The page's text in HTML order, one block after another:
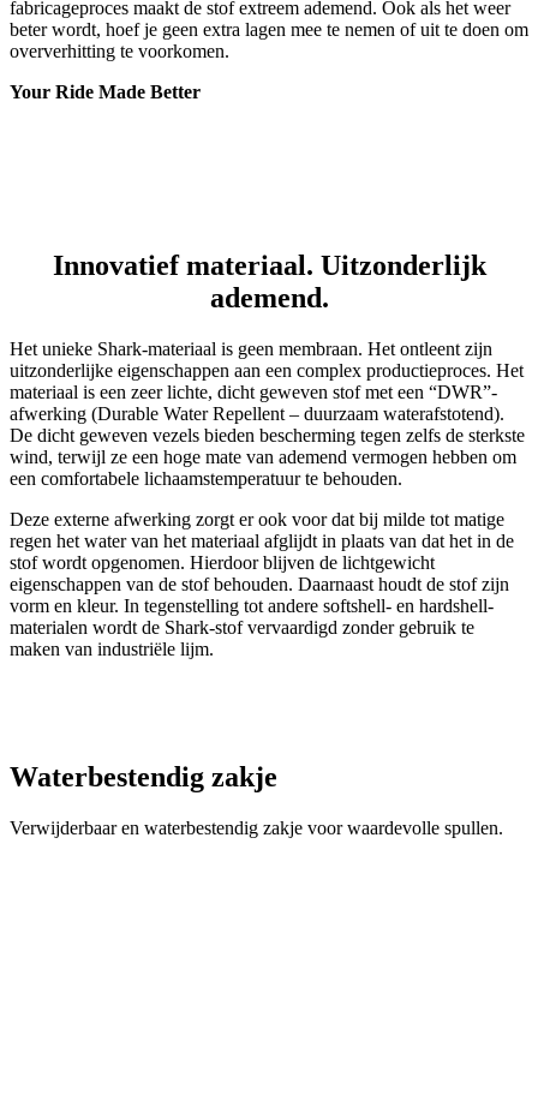
uitzonderlijke eigenschappen aan een complex productieproces. Het
materiaal is een zeer lichte, dicht geweven stof met een “DWR”-
afwerking (Durable Water Repellent – duurzaam waterafstotend).
wind, terwijl ze een hoge mate van ademend vermogen hebben om
een comfortabele lichaamstemperatuur te behouden.
Deze externe afwerking zorgt er ook voor dat bij milde tot matige
regen het water van het materiaal afglijdt in plaats van dat het in de
stof wordt opgenomen. Hierdoor blijven de lichtgewicht
eigenschappen van de stof behouden. Daarnaast houdt de stof zijn
materialen wordt de Shark-stof vervaardigd zonder gebruik te
maken van industriële lijm.